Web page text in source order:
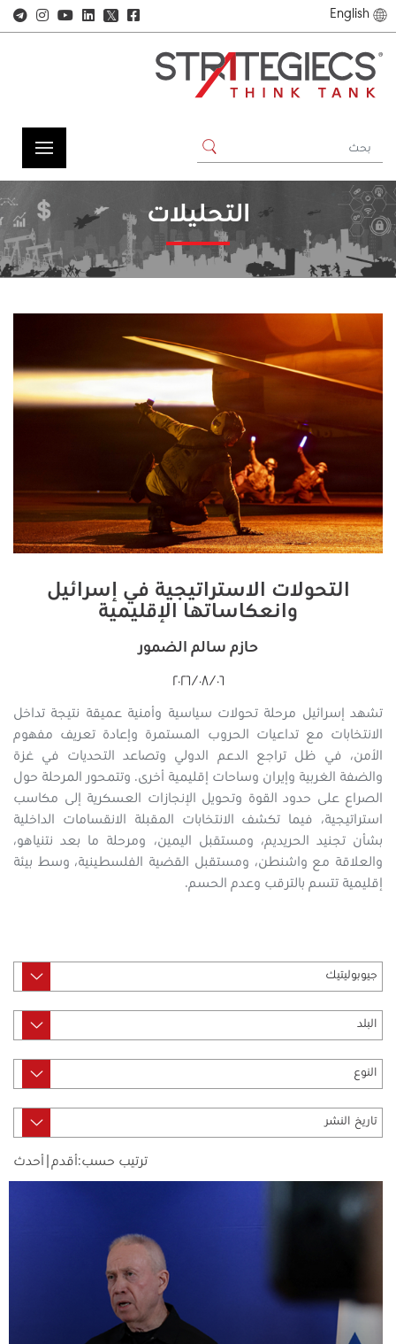
English
𝕏
التحليلات
التحولات الاستراتيجية في إسرائيل
وانعكاساتها الإقليمية
حازم سالم الضمور
٠٦‏/٠٨‏/٢٠٢٦
تشهد إسرائيل مرحلة تحولات سياسية وأمنية عميقة نتيجة تداخل
الانتخابات مع تداعيات الحروب المستمرة وإعادة تعريف مفهوم
الأمن، في ظل تراجع الدعم الدولي وتصاعد التحديات في غزة
والضفة الغربية وإيران وساحات إقليمية أخرى. وتتمحور المرحلة حول
الصراع على حدود القوة وتحويل الإنجازات العسكرية إلى مكاسب
استراتيجية، فيما تكشف الانتخابات المقبلة الانقسامات الداخلية
بشأن تجنيد الحريديم، ومستقبل اليمين، ومرحلة ما بعد نتنياهو،
والعلاقة مع واشنطن، ومستقبل القضية الفلسطينية، وسط بيئة
إقليمية تتسم بالترقب وعدم الحسم.
ترتيب حسب: أقدم أحدث